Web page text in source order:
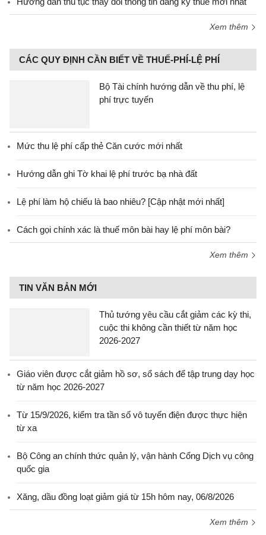
Xem thêm
CÁC QUY ĐỊNH CẦN BIẾT VỀ THUẾ-PHÍ-LỆ PHÍ
Bộ Tài chính hướng dẫn về thu phí, lệ
phí trực tuyến
Mức thu lệ phí cấp thẻ Căn cước mới nhất
Hướng dẫn ghi Tờ khai lệ phí trước bạ nhà đất
Lệ phí làm hộ chiếu là bao nhiêu? [Cập nhật mới nhất]
Cách gọi chính xác là thuế môn bài hay lệ phí môn bài?
Xem thêm
TIN VĂN BẢN MỚI
Thủ tướng yêu cầu cắt giảm các kỳ thi,
cuộc thi không cần thiết từ năm học
2026-2027
Giáo viên được cắt giảm hồ sơ, sổ sách để tập trung dạy học
từ năm học 2026-2027
Từ 15/9/2026, kiểm tra tần số vô tuyến điện được thực hiện
từ xa
Bộ Công an chính thức quản lý, vận hành Cổng Dịch vụ công
quốc gia
Xăng, dầu đồng loạt giảm giá từ 15h hôm nay, 06/8/2026
Xem thêm